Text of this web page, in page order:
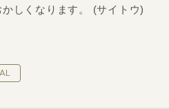
しくなります。 (サイトウ)